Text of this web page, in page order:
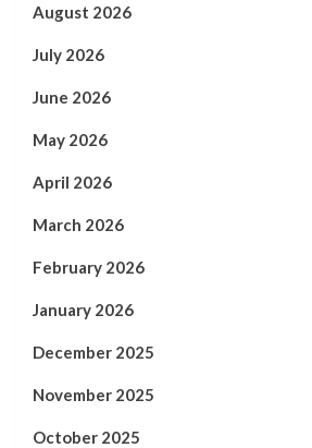
August 2026
July 2026
June 2026
May 2026
April 2026
March 2026
February 2026
January 2026
December 2025
November 2025
October 2025